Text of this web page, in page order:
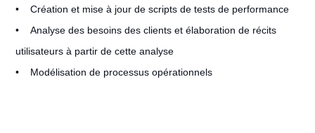
• Création et mise à jour de scripts de tests de performance
• Analyse des besoins des clients et élaboration de récits
utilisateurs à partir de cette analyse
• Modélisation de processus opérationnels